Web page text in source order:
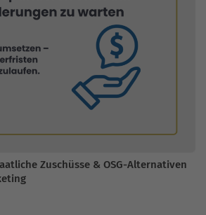
Zuschüsse & OSG-Alternativen